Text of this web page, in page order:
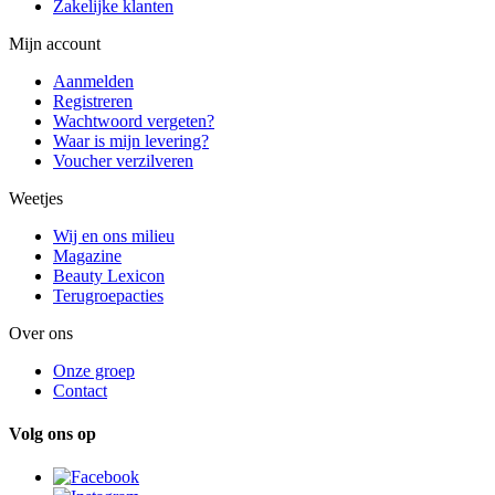
Zakelijke klanten
Mijn account
Aanmelden
Registreren
Wachtwoord vergeten?
Waar is mijn levering?
Voucher verzilveren
Weetjes
Wij en ons milieu
Magazine
Beauty Lexicon
Terugroepacties
Over ons
Onze groep
Contact
Volg ons op